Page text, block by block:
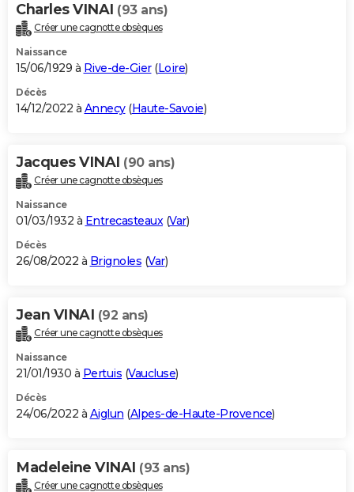
Charles VINAI (93 ans)
Créer une cagnotte obsèques
Naissance
15/06/1929 à Rive-de-Gier(Loire)
Décès
14/12/2022 à Annecy(Haute-Savoie)
Jacques VINAI (90 ans)
Créer une cagnotte obsèques
Naissance
01/03/1932 à Entrecasteaux(Var)
Décès
26/08/2022 à Brignoles (Var)
Jean VINAI (92 ans)
Créer une cagnotte obsèques
Naissance
21/01/1930 à Pertuis (Vaucluse)
Décès
24/06/2022 à Aiglun (Alpes-de-Haute-Provence)
Madeleine VINAI (93 ans)
Créer une cagnotte obsèques